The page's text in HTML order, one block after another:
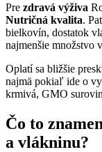
Pre zdravá výživa
Nutričná kvalita.
bielkovín, dostatok
najmenšie množstvo
Oplatí sa bližšie
najmä pokiaľ ide o
krmivá, GMO
Čo to
a vlákninu?